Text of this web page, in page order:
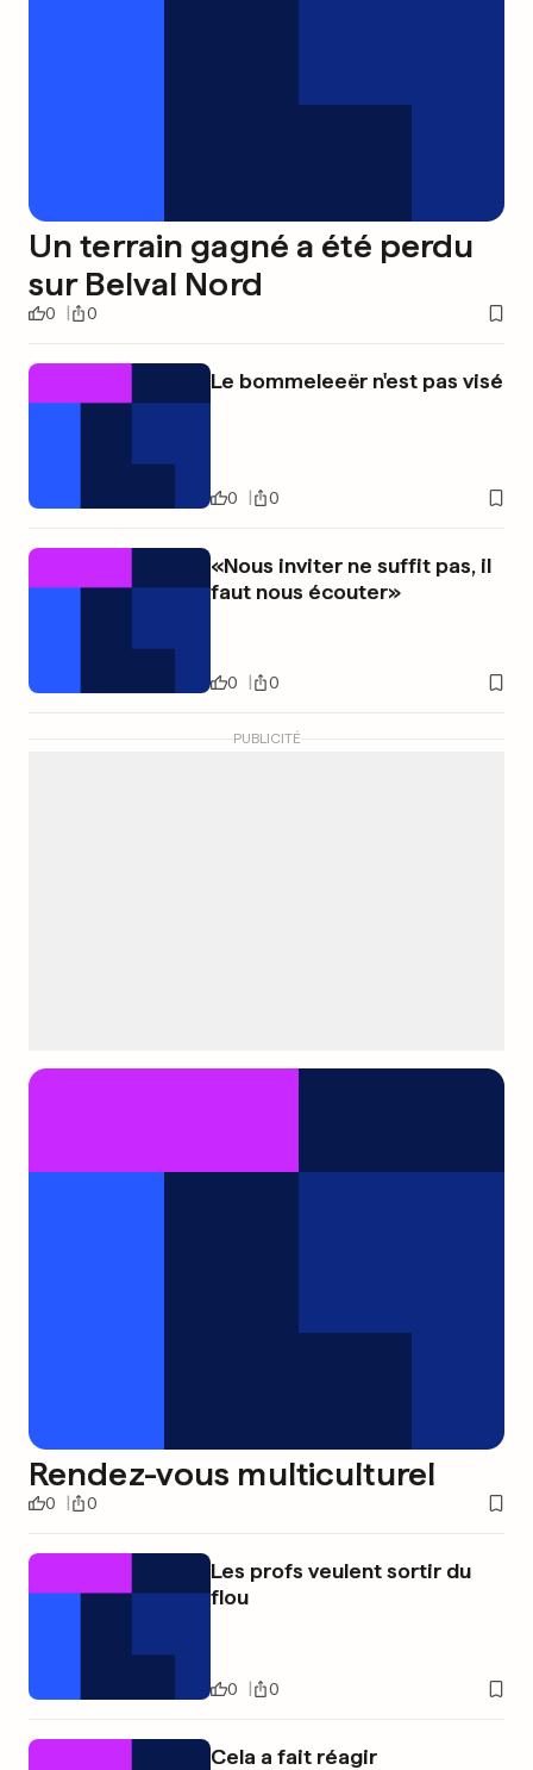
Un terrain gagné a été perdu
sur Belval Nord
0 0
Le bommeleeër n'est pas visé
0 0
«Nous inviter ne suffit pas, il
faut nous écouter»
0 0
PUBLICITÉ
Rendez-vous multiculturel
0 0
Les profs veulent sortir du
flou
0 0
Cela a fait réagir